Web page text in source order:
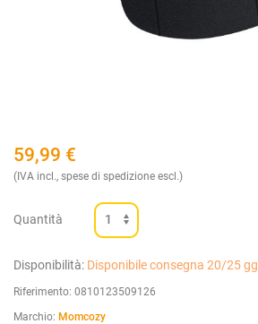
59,99 €
(IVA incl., spese di spedizione escl.)
Quantità
Disponibilità: Disponibile consegna 20/25 gg
Riferimento: 0810123509126
Marchio: Momcozy